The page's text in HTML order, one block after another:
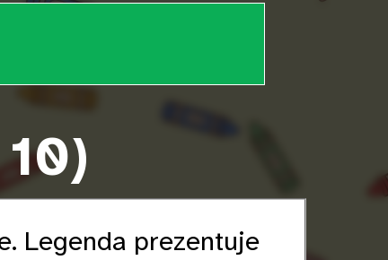
Legenda prezentuje